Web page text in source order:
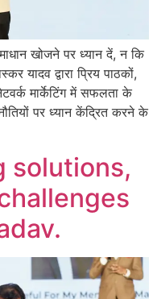
खोजने पर ध्यान दें, न कि
यादव द्वारा प्रिय पाठकों,
मार्केटिंग में सफलता के
पर ध्यान केंद्रित करने के
solutions,